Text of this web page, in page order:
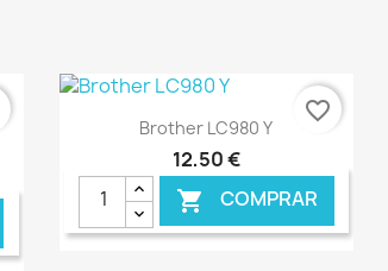
Ver+
Brother LC980 Y
12,50 €
 COMPRAR
favorite_border